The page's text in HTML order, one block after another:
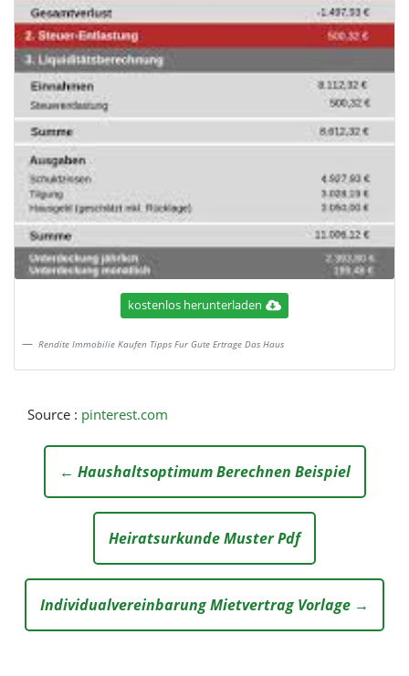
kostenlos herunterladen
Rendite Immobilie Kaufen Tipps Fur Gute Ertrage Das Haus
Source : pinterest.com
← Haushaltsoptimum Berechnen Beispiel
Heiratsurkunde Muster Pdf
Individualvereinbarung Mietvertrag Vorlage →